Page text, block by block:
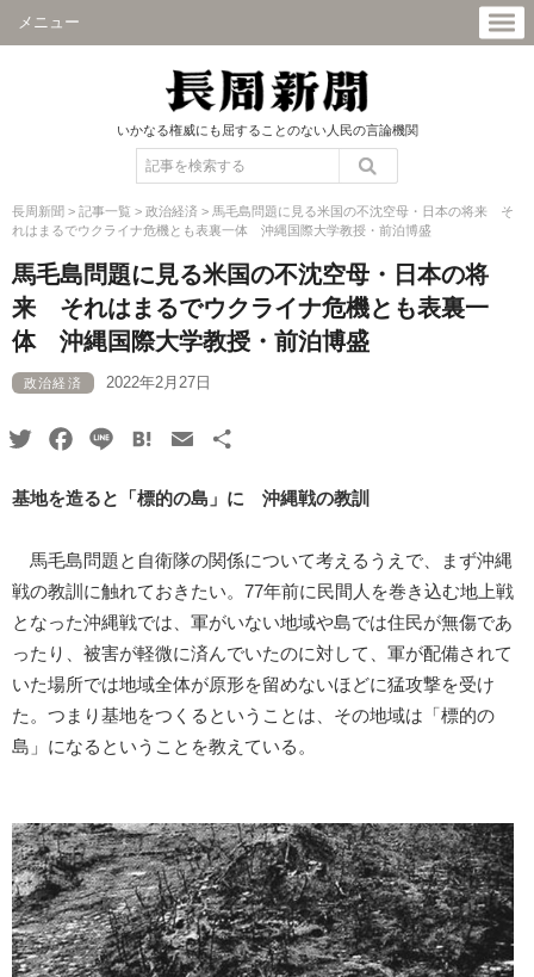
メニュー
いかなる権威にも屈することのない人民の言論機関
長周新聞 > 記事一覧 > 政治経済 > 馬毛島問題に見る米国の不沈空母・日本の将来 そ
れはまるでウクライナ危機とも表裏一体 沖縄国際大学教授・前泊博盛
馬毛島問題に見る米国の不沈空母・日本の将
来 それはまるでウクライナ危機とも表裏一
体 沖縄国際大学教授・前泊博盛
政治経済 2022年2月27日
TwitterFacebook
Line HatenaEmail
基地を造ると 「標的の島」に 沖縄戦の教訓
馬毛島問題と自衛隊の関係について考えるうえで、まず沖縄
戦の教訓に触れておきたい。77年前に民間人を巻き込む地上戦
となった沖縄戦では、軍がいない地域や島では住民が無傷であ
ったり、被害が軽微に済んでいたのに対して、軍が配備されて
いた場所では地域全体が原形を留めないほどに猛攻撃を受け
た。つまり基地をつくるということは、その地域は「標的の
島」になるということを教えている。